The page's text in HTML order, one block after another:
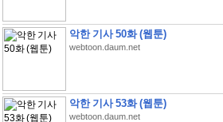
악한 기사 50화 (웹툰)
webtoon.daum.net
악한 기사 53화 (웹툰)
webtoon.daum.net